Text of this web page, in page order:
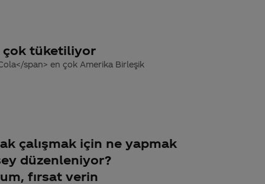
çok tüketiliyor
span> en çok Amerika Birleşik
çalışmak için ne yapmak
düzenleniyor?
fırsat verin